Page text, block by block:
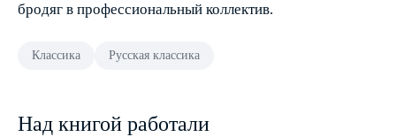
бродяг в профессиональный коллектив.
Классика Русская классика
Над книгой работали